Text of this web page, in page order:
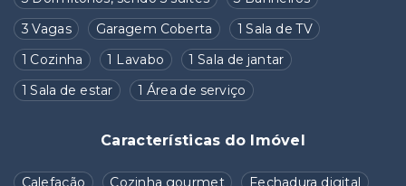
3 Vagas
Garagem Coberta
1 Sala de TV
1 Cozinha
1 Lavabo
1 Sala de jantar
1 Sala de estar
1 Área de serviço
Características do Imóvel
Calefação Cozinha gourmet
Fechadura digital